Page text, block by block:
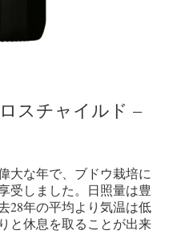
スチャイルド –
大な年で、ブドウ栽培に
受しました。日照量は豊
28年の平均より気温は低
と休息を取ることが出来